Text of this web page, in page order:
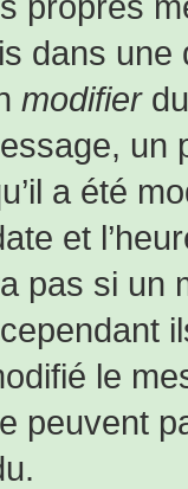
dans
modifierdu
un
a été
et
pas si
le
peuvent